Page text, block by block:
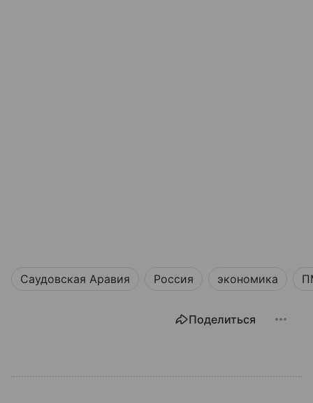
Саудовская Аравия Россия экономика
Поделиться